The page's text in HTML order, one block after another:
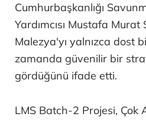
Cumhurbaşkanlığı
Yardımcısı Mustafa
Malezya'yı yalnızca dost
zamanda güvenilir bir
gördüğünü ifade etti.
LMS Batch-2 Projesi, Çok